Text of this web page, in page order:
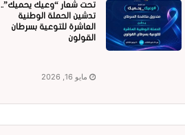
تحت شعار “وعيك يحميك”..
تدشين الحملة الوطنية
العاشرة للتوعية بسرطان
القولون
مايو 16, 2026